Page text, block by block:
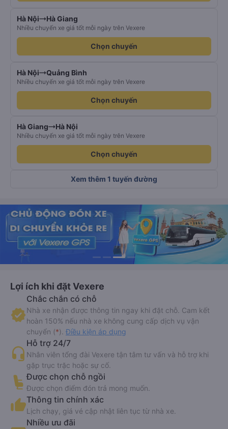
Hà Nội Hà Giang
Nhiều chuyến xe giá tốt mỗi ngày trên Vexere
Chọn chuyến
Hà Nội Quảng Bình
Nhiều chuyến xe giá tốt mỗi ngày trên Vexere
Chọn chuyến
Hà Giang Hà Nội
Nhiều chuyến xe giá tốt mỗi ngày trên Vexere
Chọn chuyến
Xem thêm 1 tuyến đường
Lợi ích khi đặt Vexere
Chắc chắn có chỗ
Nhà xe nhận được thông tin ngay khi đặt chỗ. Cam kết
hoàn 150% nếu nhà xe không cung cấp dịch vụ vận
chuyển (*). Điều kiện áp dụng
Hỗ trợ 24/7
Nhân viên tổng đài Vexere tận tâm tư vấn và hỗ trợ khi
gặp trục trặc hoặc sự cố.
Được chọn chỗ ngồi
Được chọn điểm đón trả mong muốn.
Thông tin chính xác
Lịch chạy, giá vé cập nhật liên tục từ nhà xe.
Nhiều ưu đãi